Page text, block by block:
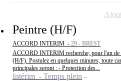
Peintre (H/F)
ACCORD INTERIM - 29 - BREST
ACCORD INTERIM recherche, pour l'un de
(H/F). Postulez en quelques minutes, toute
principales seront : - Protection des...
Intérim - Temps plein